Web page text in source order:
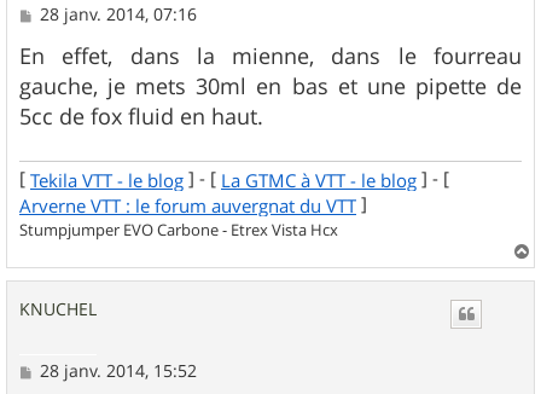
M
s
s
a
g
e
28 janv. 2014, 07:16
En effet, dans la mienne, dans le fourreau
gauche, je mets 30ml en bas et une pipette de
5cc de fox fluid en haut.
[ Tekila VTT - le blog ] - [ La GTMC à VTT - le blog ] - [
Arverne VTT : le forum auvergnat du VTT ]
Stumpjumper EVO Carbone - Etrex Vista Hcx
a
KNUCHEL
M
28 janv. 2014, 15:52